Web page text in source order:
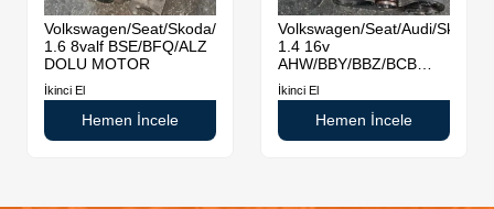
Volkswagen/Seat/Skoda/Audi
1.6 8valf BSE/BFQ/ALZ
DOLU MOTOR
İkinci El
Hemen İncele
Volkswagen/Seat/Audi/Skoda
1.4 16v
AHW/BBY/BBZ/BCB
DOLU MOTOR
İkinci El
Hemen İncele